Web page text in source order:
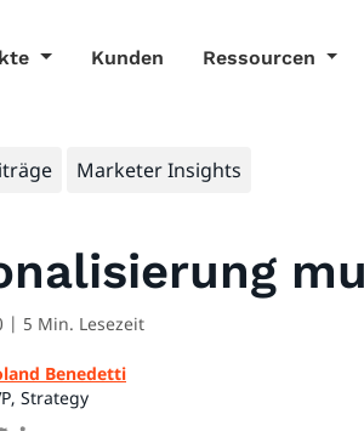
Kunden Ressourcen
Marketer Insights
| 5 Min. Lesezeit
Benedetti
Strategy